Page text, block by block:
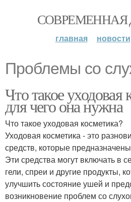
главная новости
Проблемы со
Что такое уходовая
для чего она нужна
Что такое уходовая косметика?
Уходовая косметика - это
средств, которые
Эти средства могут включать в
гели, спреи и другие продукты,
улучшить состояние ушей и
возникновение проблем со